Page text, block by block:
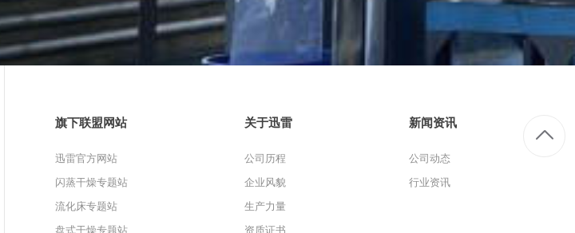
旗下联盟网站
迅雷官方网站
闪蒸干燥专题站
流化床专题站
盘式干燥专题站
关于迅雷
公司历程
企业风貌
生产力量
资质证书
新闻资讯
公司动态
行业资讯